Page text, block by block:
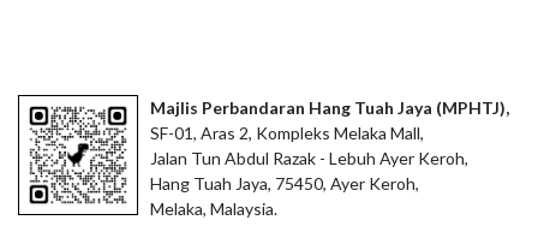
Majlis Perbandaran Hang Tuah Jaya (MPHTJ),
SF-01, Aras 2, Kompleks Melaka Mall,
Jalan Tun Abdul Razak - Lebuh Ayer Keroh,
Hang Tuah Jaya, 75450, Ayer Keroh,
Melaka, Malaysia.